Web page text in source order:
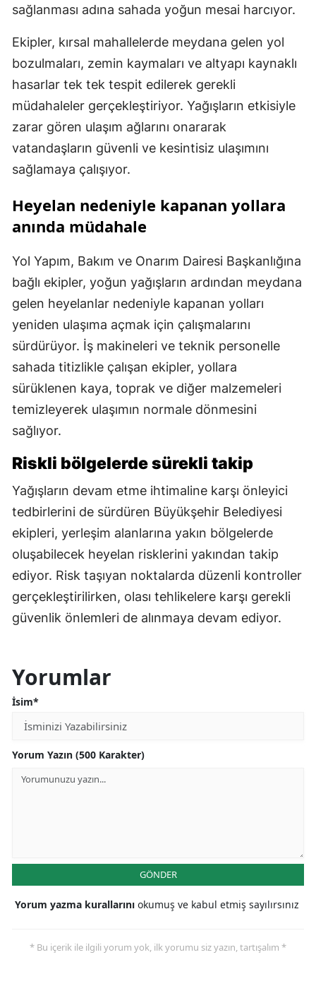
sağlanması adına sahada yoğun mesai harcıyor.
Ekipler, kırsal mahallelerde meydana gelen yol
bozulmaları, zemin kaymaları ve altyapı kaynaklı
hasarlar tek tek tespit edilerek gerekli
müdahaleler gerçekleştiriyor. Yağışların etkisiyle
zarar gören ulaşım ağlarını onararak
vatandaşların güvenli ve kesintisiz ulaşımını
sağlamaya çalışıyor.
Heyelan nedeniyle kapanan yollara
anında müdahale
Yol Yapım, Bakım ve Onarım Dairesi Başkanlığına
bağlı ekipler, yoğun yağışların ardından meydana
gelen heyelanlar nedeniyle kapanan yolları
yeniden ulaşıma açmak için çalışmalarını
sürdürüyor. İş makineleri ve teknik personelle
sahada titizlikle çalışan ekipler, yollara
sürüklenen kaya, toprak ve diğer malzemeleri
temizleyerek ulaşımın normale dönmesini
sağlıyor.
Riskli bölgelerde sürekli takip
Yağışların devam etme ihtimaline karşı önleyici
tedbirlerini de sürdüren Büyükşehir Belediyesi
ekipleri, yerleşim alanlarına yakın bölgelerde
oluşabilecek heyelan risklerini yakından takip
ediyor. Risk taşıyan noktalarda düzenli kontroller
gerçekleştirilirken, olası tehlikelere karşı gerekli
güvenlik önlemleri de alınmaya devam ediyor.
Yorumlar
İsim*
Yorum Yazın (500 Karakter)
GÖNDER
Yorum yazma kurallarını okumuş ve kabul etmiş sayılırsınız
* Bu içerik ile ilgili yorum yok, ilk yorumu siz yazın, tartışalım *